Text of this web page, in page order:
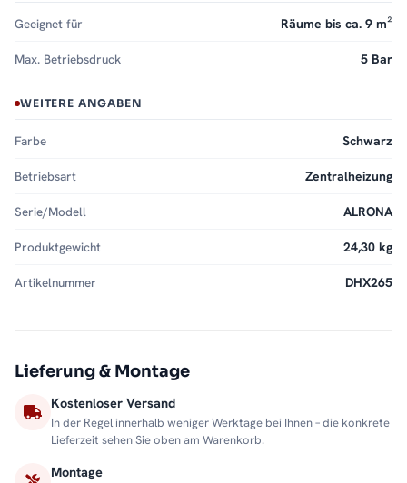
Geeignet für Räume bis ca. 9 m²
Max. Betriebsdruck 5 Bar
WEITERE ANGABEN
Farbe Schwarz
Betriebsart Zentralheizung
Serie/Modell ALRONA
Produktgewicht 24,30 kg
Artikelnummer DHX265
Lieferung & Montage
Kostenloser Versand
In der Regel innerhalb weniger Werktage bei Ihnen – die konkrete
Lieferzeit sehen Sie oben am Warenkorb.
Montage